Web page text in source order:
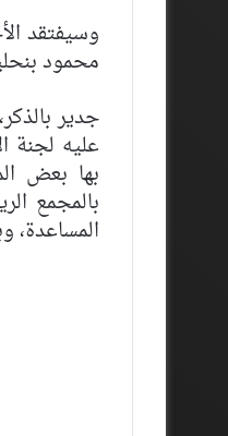
محمود
جدير
عليه لجنة
بها بعض
بالمجمع
المساعدة،